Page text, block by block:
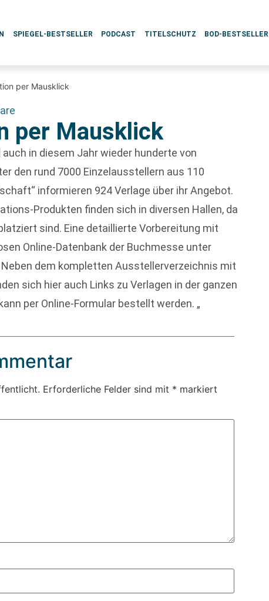
SPIEGEL-BESTSELLER PODCAST TITELSCHUTZ BOD-BESTSELLER
per Mausklick
per Mausklick
in diesem Jahr wieder hunderte von
den rund 7000 Einzelausstellern aus 110
informieren 924 Verlage über ihr Angebot.
Produkten finden sich in diversen Hallen, da
sind. Eine detaillierte Vorbereitung mit
Online-Datenbank der Buchmesse unter
dem kompletten Ausstellerverzeichnis mit
sich hier auch Links zu Verlagen in der ganzen
per Online-Formular bestellt werden. „
Erforderliche Felder sind mit * markiert